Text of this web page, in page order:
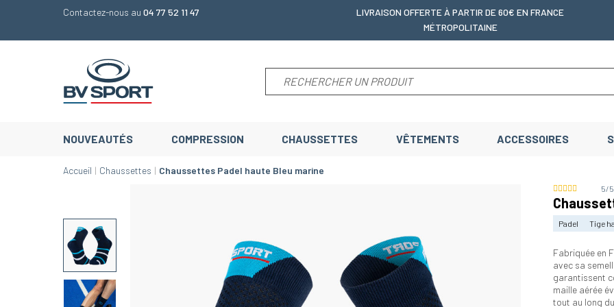
Contactez-nous au 04 77 52 11 47 LIVRAISON OFFERTE À PARTIR DE 60€ EN FRANCE
MÉTROPOLITAINE
NOUVEAUTÉS COMPRESSION CHAUSSETTES VÊTEMENTS ACCESSOIRES
Accueil Chaussettes Chaussettes Padel haute Bleu marine
5/5
Padel Tige
Fabriquée en
avec sa
garantissent
maille aérée
tout au long